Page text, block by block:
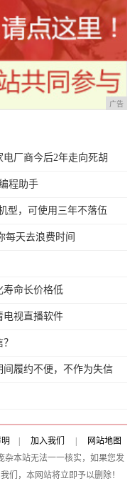
广告
厂商今后2年走向死胡
程助手
型，可使用三年不落伍
每天去浪费时间
寿命长价格低
电视直播软件
履约不便，不作为失信
加入我们
网站地图
杂本站无法一一核实，如果您发
们，本网站将立即予以删除！